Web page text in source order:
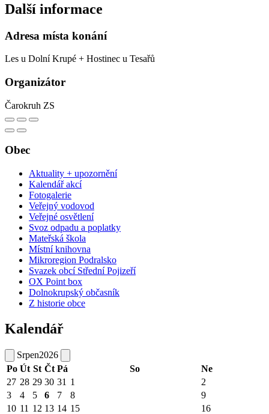
Další informace
Adresa místa konání
Les u Dolní Krupé + Hostinec u Tesařů
Organizátor
Čarokruh ZS
Obec
Aktuality + upozornění
Kalendář akcí
Fotogalerie
Veřejný vodovod
Veřejné osvětlení
Svoz odpadu a poplatky
Mateřská škola
Místní knihovna
Mikroregion Podralsko
Svazek obcí Střední Pojizeří
OX Point box
Dolnokrupský občasník
Z historie obce
Kalendář
Srpen2026
Po Út St Čt Pá So
Ne
27 28 29 30 31 1
2
3
4 5 6 7 8
9
10 11 12 13 14 15
16